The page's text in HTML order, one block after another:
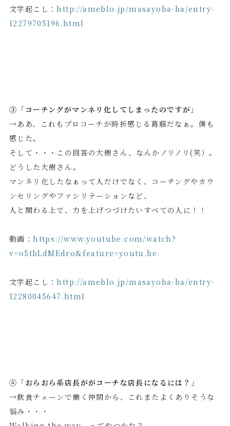
文字起こし：http://ameblo.jp/masayoba-ba/entry-
12279705196.html
③「コーチングがマンネリ化してしまったのですが」
→ああ、これもプロコーチが時折感じる葛藤だなぁ。僕も
感じた。
そして・・・この回答の大樹さん、なんかノリノリ(笑）。
どうした大樹さん。
マンネリ化したなぁって人だけでなく、コーチングやカウ
ンセリングやファシリテーションなど、
人と関わる上で、力を上げつづけたいすべての人に！！
動画：https://www.youtube.com/watch?
v=o5tbLdMEdro&feature=youtu.be
文字起こし：http://ameblo.jp/masayoba-ba/entry-
12280045647.html
④「おらおら系店長ががコーチな店長になるには？」
→飲食チェーンで働く仲間から、これまたよくありそうな
悩み・・・